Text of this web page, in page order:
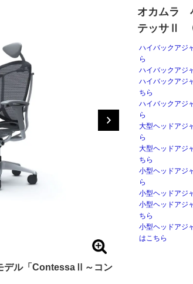
デル「ContessaⅡ～コン
オカムラ
テッサⅡ
ハイバックアジ
ら
ハイバックアジ
ハイバックアジ
ちら
ハイバックアジ
ら
大型ヘッドアジ
ら
大型ヘッドアジ
ちら
小型ヘッドアジ
ら
小型ヘッドアジ
小型ヘッドアジ
ちら
小型ヘッドアジ
はこちら